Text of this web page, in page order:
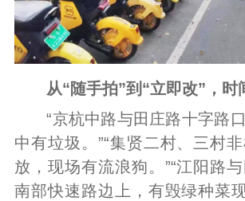
从“随手拍”到“立即改”，时
“京杭中路与田庄路十字路口
中有垃圾。”“集贤二村、三村
放，现场有流浪狗。”“江阳路
南部快速路边上，有毁绿种菜